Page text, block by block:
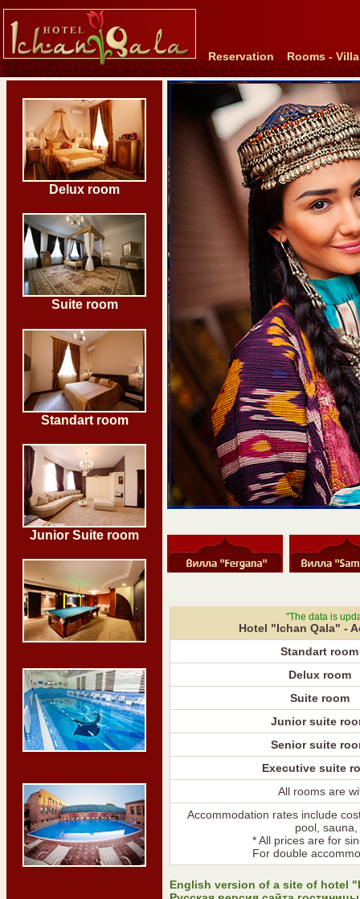
Reservation Rooms - Villa
Delux room
Suite room
Standart room
Junior Suite room
"The data is
Hotel "Ichan Qala" -
Standart room
Delux room
Suite room
Junior suite
Senior suite
Executive suite
All rooms are
Accommodation rates include
pool,
* All prices are for
For double
English version of a site of hotel